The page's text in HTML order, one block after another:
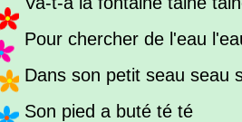
Pour chercher de l'eau
Dans son petit seau seau
Son pied a buté té té